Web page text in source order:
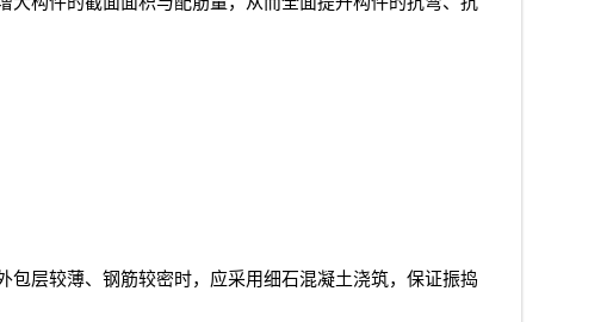
层较薄、钢筋较密时，应采用细石混凝土浇筑，保证振捣